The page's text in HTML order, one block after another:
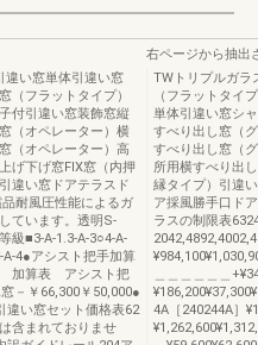
違い窓単体引違い窓
（フラットタイプ）
付引違い窓装飾窓縦
（オペレーター）横
（オペレーター）高
げ下げ窓FIX窓（内押
違い窓ドアテラスド
耐風圧性能によるガ
ています。透明S-
級■3-A-1.3-A-3○4-A-
A-4●アシスト把手加算
加算表 アシスト把
－￥66,300￥50,000●
違い窓セット価格表62
含まれておりませ
右ページから抽出
TWトリプルガラ
（フラットタイ
単体引違い窓シ
すべり出し窓（
すべり出し窓（
所用横すべり出
縁タイプ）引違
ア採風勝手口ド
ラスの制限表
＿＿＿＿＿＿
4A［240244A］